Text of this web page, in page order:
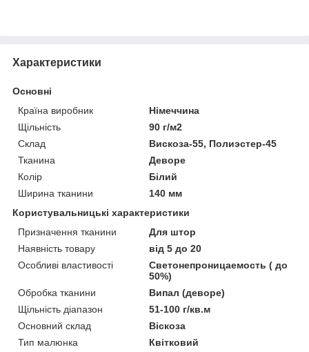
Характеристики
Основні
Країна виробник
Німеччина
Щільність
90 г/м2
Склад
Вискоза-55, Полиэстер-45
Тканина
Деворе
Колір
Білий
Ширина тканини
140 мм
Користувальницькі характеристики
Призначення тканини
Для штор
Наявність товару
від 5 до 20
Особливі властивості
Светонепроницаемость ( до
50%)
Обробка тканини
Випал (деворе)
Щільність діапазон
51-100 г/кв.м
Основний склад
Віскоза
Тип малюнка
Квітковий